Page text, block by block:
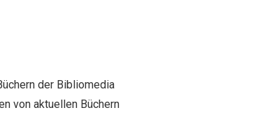
der Bibliomedia
von aktuellen Büchern